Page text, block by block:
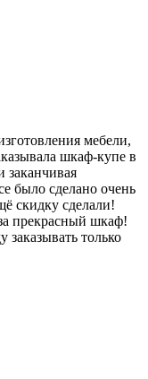
мебели,
шкаф-купе в
заканчивая
было сделано очень
скидку сделали!
прекрасный шкаф!
заказывать только